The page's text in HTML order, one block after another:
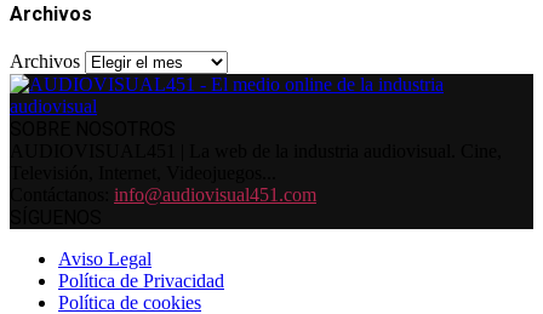
Archivos
Archivos
info@audiovisual451.com
Aviso Legal
Política de Privacidad
Política de cookies